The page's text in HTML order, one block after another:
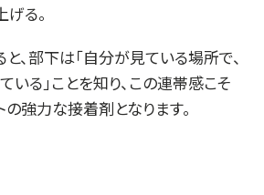
る。
、部下は「自分が見ている場所で、
いる」ことを知り、この連帯感こそ
の強力な接着剤となります。